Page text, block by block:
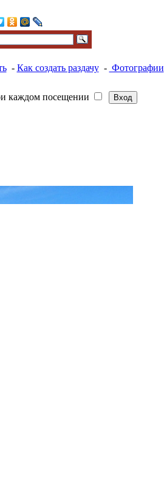
- Как создать раздачу- Фотографии
каждом посещении